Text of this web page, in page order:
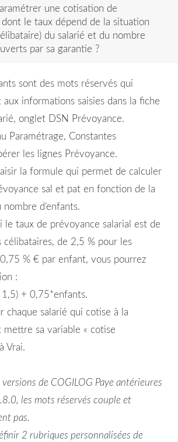
une cotisation de
le taux dépend de la situation
du salarié et du nombre
par sa garantie ?
sont des mots réservés qui
aux informations saisies dans la fiche
, onglet DSN Prévoyance.
Paramétrage, Constantes
les lignes Prévoyance.
la formule qui permet de calculer
sal et pat en fonction de la
nombre d’enfants.
le taux de prévoyance salarial est de
célibataires, de 2,5 % pour les
% € par enfant, vous pourrez
:
1,5) + 0,75*enfants.
chaque salarié qui cotise à la
mettre sa variable « cotise
Vrai.
de COGILOG Paye antérieures
les mots réservés couple et
pas.
2 rubriques personnalisées de